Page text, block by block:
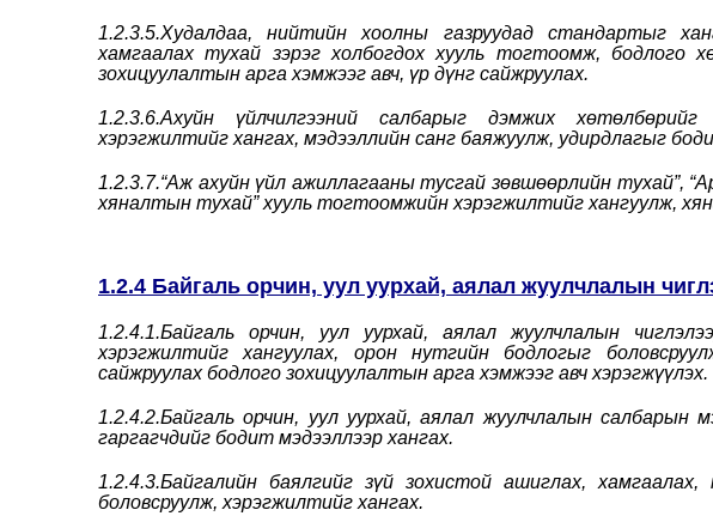
1.2.3.5.Худалдаа, нийтийн хоолны газруудад стандартыг
хамгаалах тухай зэрэг холбогдох хууль тогтоомж, бодлого
зохицуулалтын арга хэмжээг авч, үр дүнг сайжруулах.
1.2.3.6.Ахуйн үйлчилгээний салбарыг дэмжих
хэрэгжилтийг хангах, мэдээллийн санг баяжуулж, удирдлагыг
1.2.3.7.“Аж ахуйн үйл ажиллагааны тусгай зөвшөөрлийн тухай”,
хяналтын тухай” хууль тогтоомжийн хэрэгжилтийг хангуулж,
1.2.4 Байгаль орчин, уул уурхай, аялал жуулчлалын
1.2.4.1.Байгаль орчин, уул уурхай, аялал жуулчлалын
хэрэгжилтийг хангуулах, орон нутгийн бодлогыг
сайжруулах бодлого зохицуулалтын арга хэмжээг авч хэрэгжүүлэх.
1.2.4.2.Байгаль орчин, уул уурхай, аялал жуулчлалын салбарын
гаргагчдийг бодит мэдээллээр хангах.
1.2.4.3.Байгалийн баялгийг зүй зохистой ашиглах,
боловсруулж, хэрэгжилтийг хангах.